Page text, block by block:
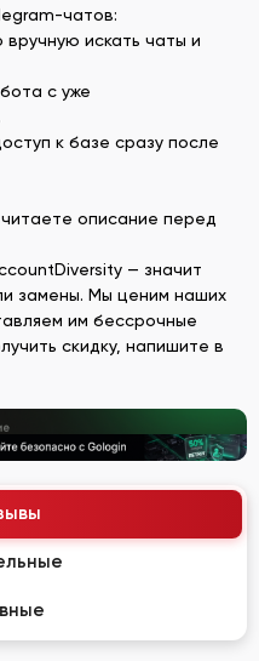
чатов:
искать чаты и
с уже
к базе сразу после
описание перед
— значит
замены. Мы ценим наших
им бессрочные
скидку, напишите в